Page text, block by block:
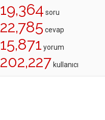
19,364 soru
22,785 cevap
15,871 yorum
202,227 kullanıcı